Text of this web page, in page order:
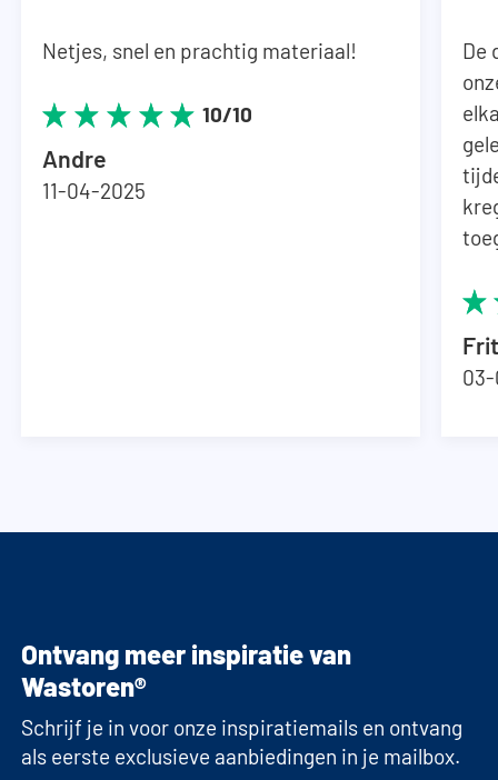
Netjes, snel en prachtig materiaal!
10/10
Andre
11-04-2025
De
Ontvang meer inspiratie van
Wastoren®
Schrijf je in voor onze inspiratiemails en ontvang
als eerste exclusieve aanbiedingen in je mailbox.